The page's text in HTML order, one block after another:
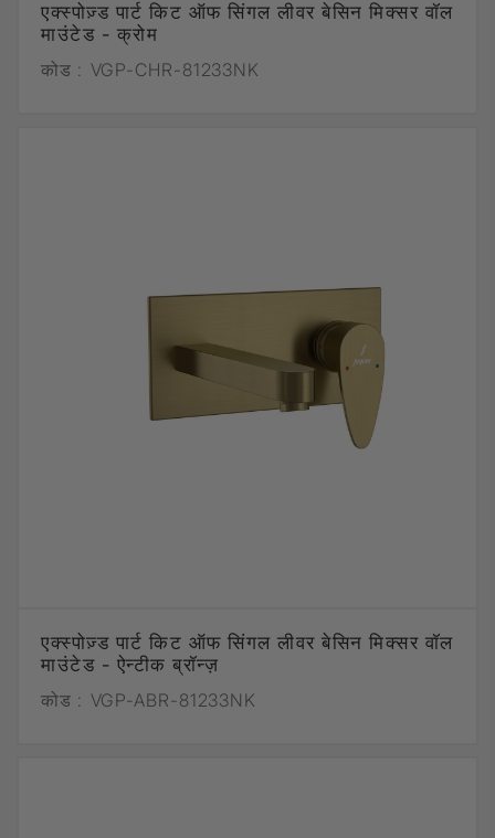
एक्स्पोज़्ड पार्ट किट ऑफ सिंगल लीवर बेसिन मिक्सर वॉल
माउंटेड - क्रोम
कोड : VGP-CHR-81233NK
एक्स्पोज़्ड पार्ट किट ऑफ सिंगल लीवर बेसिन मिक्सर वॉल
माउंटेड - ऐन्टीक ब्रॉन्ज़
कोड : VGP-ABR-81233NK